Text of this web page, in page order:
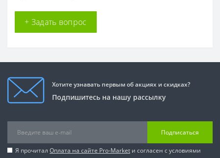
+ Задать вопрос
Хотите узнавать первым об акциях и скидках?
Подпишитесь на нашу рассылку
Подписаться
Я прочитал Оплата на сайте Pro-Market и согласен с условиями